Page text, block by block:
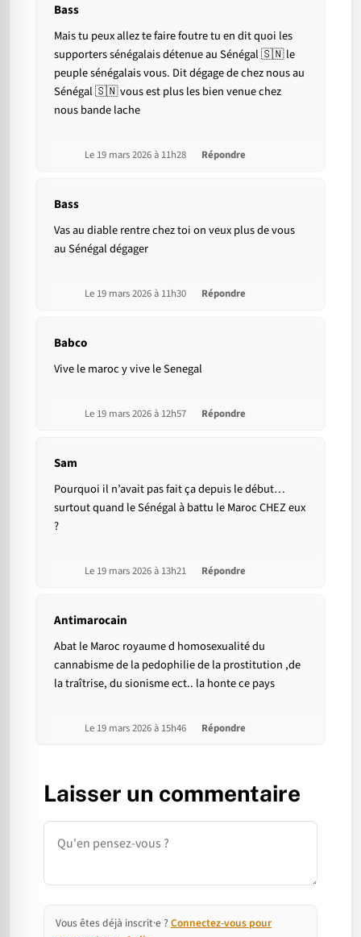
Bass
Mais tu peux allez te faire foutre tu en dit quoi les
supporters sénégalais détenue au Sénégal 🇸🇳 le
peuple sénégalais vous. Dit dégage de chez nous au
Sénégal 🇸🇳 vous est plus les bien venue chez
nous bande lache
Le 19 mars 2026 à 11h28 Répondre
Bass
Vas au diable rentre chez toi on veux plus de vous
au Sénégal dégager
Le 19 mars 2026 à 11h30 Répondre
Babco
Vive le maroc y vive le Senegal
Le 19 mars 2026 à 12h57 Répondre
Sam
Pourquoi il n’avait pas fait ça depuis le début…
surtout quand le Sénégal à battu le Maroc CHEZ eux
?
Le 19 mars 2026 à 13h21 Répondre
Antimarocain
Abat le Maroc royaume d homosexualité du
cannabisme de la pedophilie de la prostitution ,de
la traîtrise, du sionisme ect.. la honte ce pays
Le 19 mars 2026 à 15h46 Répondre
Laisser un commentaire
Commentaire
Vous êtes déjà inscrit·e ? Connectez-vous pour